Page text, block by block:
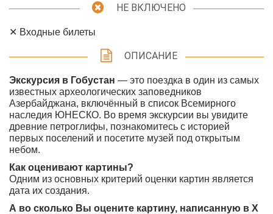
НЕ ВКЛЮЧЕНО
✕ Входные билеты
ОПИСАНИЕ
Экскурсия в Гобустан — это поездка в один из самых
известных археологических заповедников
Азербайджана, включённый в список Всемирного
наследия ЮНЕСКО. Во время экскурсии вы увидите
древние петроглифы, познакомитесь с историей
первых поселений и посетите музей под открытым
небом.
Как оценивают картины?
Одним из основных критерий оценки картин является
дата их создания.
А во сколько Вы оцените картину, написанную в X